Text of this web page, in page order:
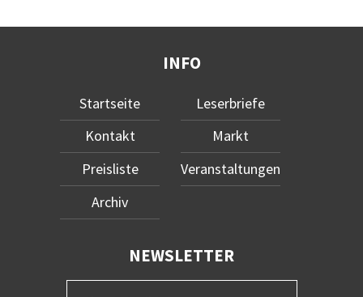
INFO
Startseite
Kontakt
Preisliste
Archiv
Leserbriefe
Markt
Veranstaltungen
NEWSLETTER